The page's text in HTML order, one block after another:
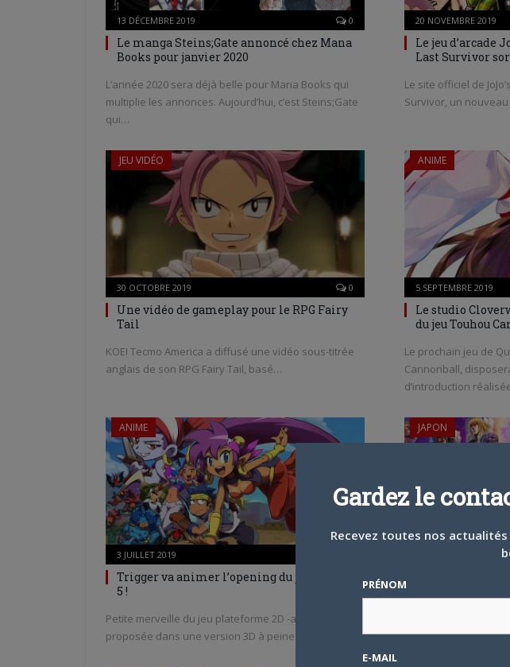
13 DÉCEMBRE 2019 0
Le manga Steins;Gate annoncé chez Mana
Books pour janvier 2020
L’année 2020 sera déjà belle pour Mana Books qui
multiplie les annonces. Aujourd’hui, c’est Steins;Gate
qui…
20 NOVEMBRE 2019
Le jeu d’arcade
Last Survivor
Le site officiel de
Survivor, un
JEU VIDÉO
30 OCTOBRE 2019 0
Une vidéo de gameplay pour le RPG Fairy
Tail
KOEI Tecmo America a diffusé une vidéo sous-titrée
anglais de son RPG Fairy Tail, basé…
ANIME
5 SEPTEMBRE 2019
Le studio
du jeu Touhou
Le prochain jeu de
Cannonball,
d’introduction
ANIME
3 JUILLET 2019
Trigger va animer l’opening du jeu Shantae
5 !
Petite merveille du jeu plateforme 2D -aussi
proposée dans une version 3D à peine moins…
JAPON
promis sur mobiles,
Gardez le
Recevez toutes nos
PRÉNOM
E-MAIL